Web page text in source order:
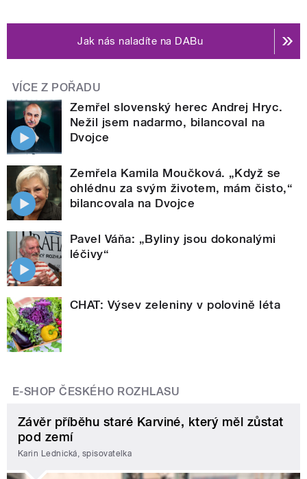
Jak nás naladíte na DABu
VÍCE Z POŘADU
Zemřel slovenský herec Andrej Hryc.
Nežil jsem nadarmo, bilancoval na
Dvojce
Zemřela Kamila Moučková. „Když se
ohlédnu za svým životem, mám čisto,“
bilancovala na Dvojce
Pavel Váňa: „Byliny jsou dokonalými
léčivy“
CHAT: Výsev zeleniny v polovině léta
E-SHOP ČESKÉHO ROZHLASU
Závěr příběhu staré Karviné, který měl zůstat
pod zemí
Karin Lednická, spisovatelka